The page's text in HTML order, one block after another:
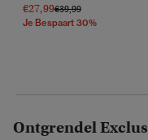
€27,99Prijs Verlaagd Van
€39,99Naar
Je Bespaart 30%
Ontgrendel